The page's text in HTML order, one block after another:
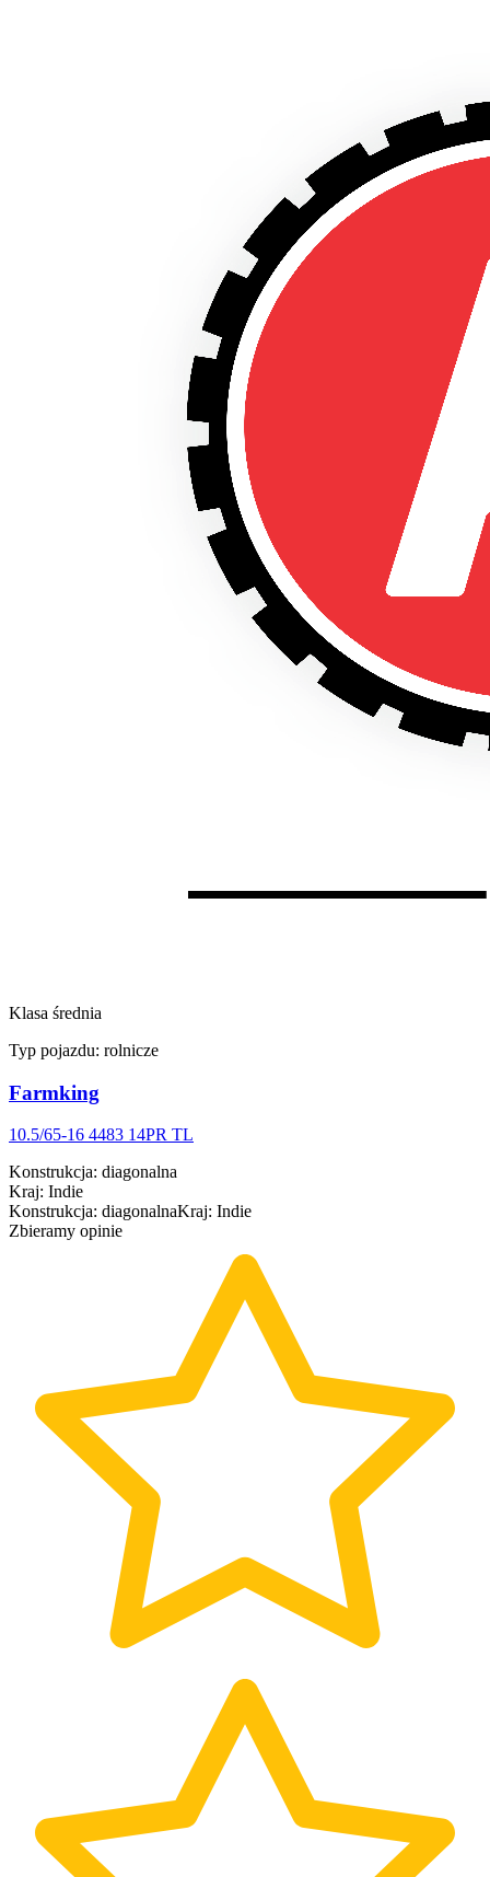
Klasa średnia
Typ pojazdu: rolnicze
Farmking
10.5/65-16 4483 14PR TL
Konstrukcja: diagonalna
Kraj: Indie
Konstrukcja: diagonalnaKraj: Indie
Zbieramy opinie